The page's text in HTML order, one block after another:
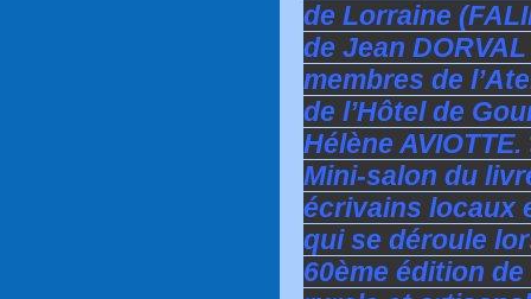
de Lorraine
de Jean
membres de
de l’Hôtel de
Hélène AVIOTTE.
Mini-salon du
écrivains locaux
qui se déroule
60ème édition